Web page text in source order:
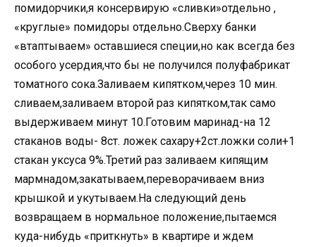
помидорчики,я консервирую «сливки»отдельно ,
«круглые» помидоры отдельно.Сверху банки
«втаптываем» оставшиеся специи,но как всегда без
особого усердия,что бы не получился полуфабрикат
томатного сока.Заливаем кипятком,через 10 мин.
сливаем,заливаем второй раз кипятком,так само
выдерживаем минут 10.Готовим маринад-на 12
стаканов воды- 8ст. ложек сахару+2ст.ложки соли+1
стакан уксуса 9%.Третий раз заливаем кипящим
мармнадом,закатываем,переворачиваем вниз
крышкой и укутываем.На следующий день
возвращаем в нормальное положение,пытаемся
куда-нибудь «приткнуть» в квартире и ждем